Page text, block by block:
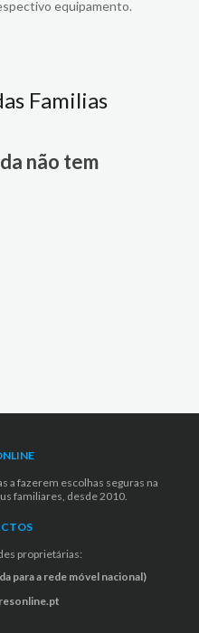
equipamento.
Familias
não tem
a fazerem escolhas seguras na
familiares, desde 2010.
proprietárias:
para a rede móvel nacional)